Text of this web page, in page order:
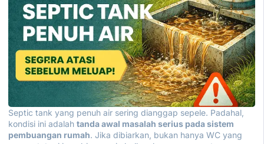
Septic tank yang penuh air sering dianggap sepele. Padahal,
kondisi ini adalah tanda awal masalah serius pada sistem
pembuangan rumah. Jika dibiarkan, bukan hanya WC yang